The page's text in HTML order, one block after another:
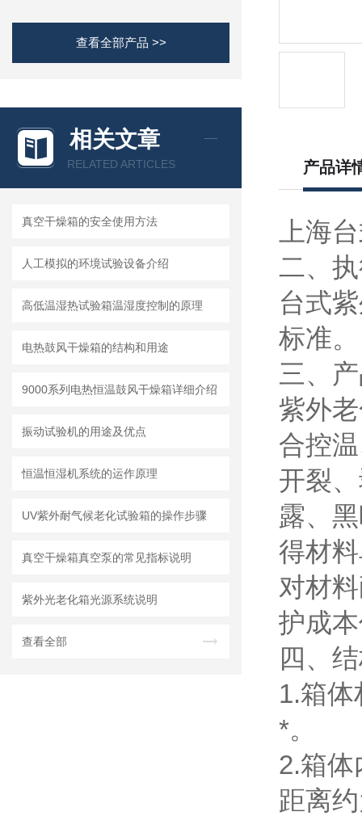
查看全部产品 >>
相关文章
RELATED ARTICLES
真空干燥箱的安全使用方法
人工模拟的环境试验设备介绍
高低温湿热试验箱温湿度控制的原理
电热鼓风干燥箱的结构和用途
9000系列电热恒温鼓风干燥箱详细介绍
振动试验机的用途及优点
恒温恒湿机系统的运作原理
UV紫外耐气候老化试验箱的操作步骤
真空干燥箱真空泵的常见指标说明
紫外光老化箱光源系统说明
查看全部
产品详
上海
二、
台式
标
三、
紫外
合控
开裂
露、
得材
对材
护成
四、
1.箱
*。
2.箱
距离